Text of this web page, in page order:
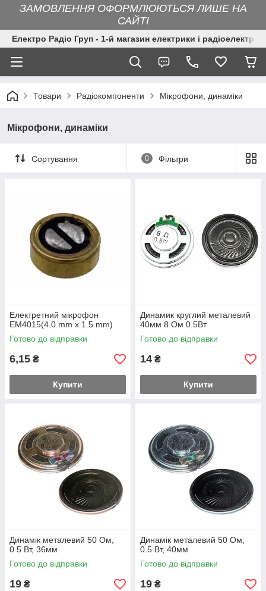
ЗАМОВЛЕННЯ ОФОРМЛЮЮТЬСЯ ЛИШЕ НА
САЙТІ
Електро Радіо Груп - 1-й магазин електрики і
Товари Радіокомпоненти Мікрофони, динаміки
Мікрофони, динаміки
Сортування 0 Фільтри
Електретний мікрофон
EM4015(4.0 mm x 1.5 mm)
Готово до відправки
6,15 ₴
Купити
Динамик круглий металевий
40мм 8 Ом 0.5Вт
Готово до відправки
14 ₴
Купити
Динамік металевий 50 Ом,
0.5 Вт, 36мм
Готово до відправки
19 ₴
Динамік металевий 50 Ом,
0.5 Вт, 40мм
Готово до відправки
19 ₴